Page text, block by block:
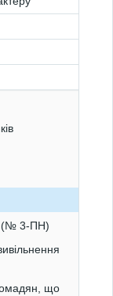
(№ 3-ПН)
що